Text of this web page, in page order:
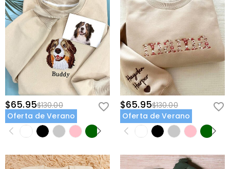
$65.95$130.00
Oferta de Verano
$65.95$130.00
Oferta de Verano